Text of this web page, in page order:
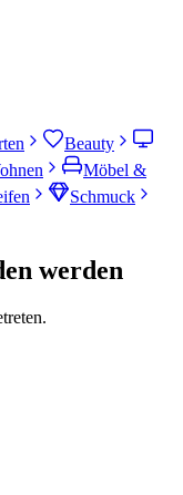
Beauty
Möbel &
Schmuck
werden